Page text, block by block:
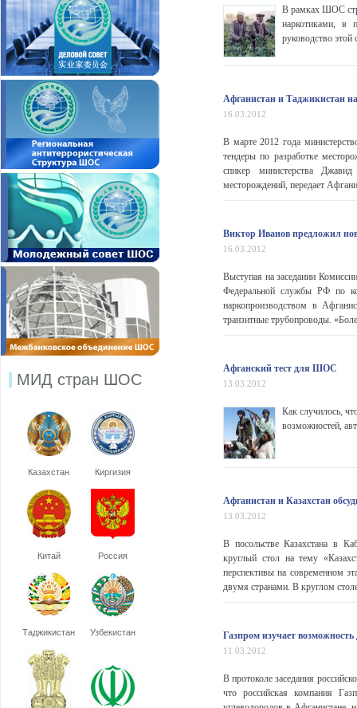
МИД стран ШОС
Казахстан Киргизия
Китай Россия
Таджикистан Узбекистан
В рамках ШОС
наркотиками, в
руководство этой
Афганистан и Таджикистан
16.03.2012
В марте 2012 года
тендеры по разработке
спикер министерства
месторождений, передает
Виктор Иванов предложил
16.03.2012
Выступая на заседании
Федеральной службы РФ по
наркопроизводством в
транзитные трубопроводы.
Афганский тест для ШОС
13.03.2012
Как случилось,
возможностей,
Афганистан и Казахстан
13.03.2012
В посольстве Казахстана в
круглый стол на тему
перспективы на современном
двумя странами. В круглом
Газпром изучает
11.03.2012
В протоколе заседания
что российская компания